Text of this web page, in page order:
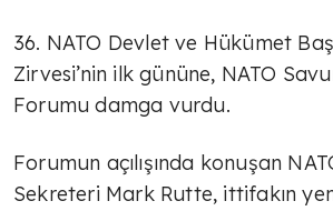
36. NATO Devlet ve Hükümet
Zirvesi’nin ilk gününe, NATO
Forumu damga vurdu.
Forumun açılışında konuşan
Sekreteri Mark Rutte, ittifakın